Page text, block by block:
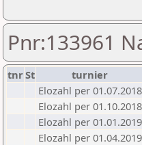
Pnr:133961
tnrSt turnier
Elozahl per 01.07.2018
Elozahl per 01.10.2018
Elozahl per 01.01.2019
Elozahl per 01.04.2019